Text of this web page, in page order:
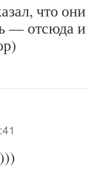
что
— отсюда и